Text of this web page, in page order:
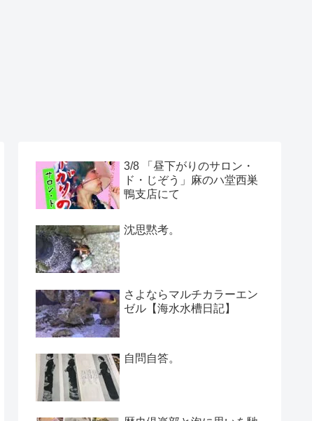
3/8 「昼下がりのサロン・
ド・じぞう」麻のハ堂西巣
鴨支店にて
沈思黙考。
さよならマルチカラーエン
ゼル【海水水槽日記】
自問自答。